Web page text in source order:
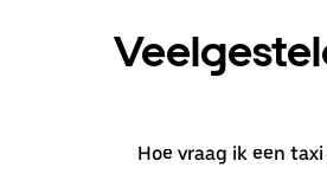
Hoe vraag ik een